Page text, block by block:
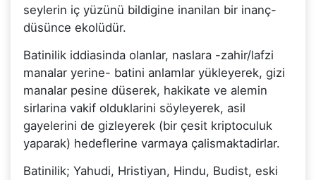
seylerin iç yüzünü bildigine inanilan bir inanç-
düsünce ekolüdür.
Batinilik iddiasinda olanlar, naslara -zahir/lafzi
manalar yerine- batini anlamlar yükleyerek, gizi
manalar pesine düserek, hakikate ve alemin
sirlarina vakif olduklarini söyleyerek, asil
gayelerini de gizleyerek (bir çesit kriptoculuk
yaparak) hedeflerine varmaya çalismaktadirlar.
Batinilik; Yahudi, Hristiyan, Hindu, Budist, eski